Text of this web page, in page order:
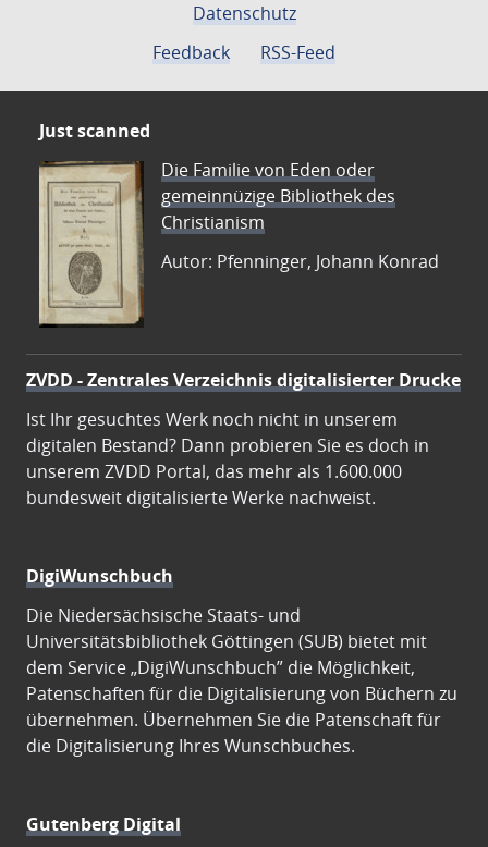
Datenschutz
Feedback
RSS-Feed
Just scanned
Die Familie von Eden oder
gemeinnüzige Bibliothek des
Christianism
Autor: Pfenninger, Johann Konrad
ZVDD - Zentrales Verzeichnis digitalisierter Drucke
Ist Ihr gesuchtes Werk noch nicht in unserem
digitalen Bestand? Dann probieren Sie es doch in
unserem ZVDD Portal, das mehr als 1.600.000
bundesweit digitalisierte Werke nachweist.
DigiWunschbuch
Die Niedersächsische Staats- und
Universitätsbibliothek Göttingen (SUB) bietet mit
dem Service „DigiWunschbuch” die Möglichkeit,
Patenschaften für die Digitalisierung von Büchern zu
übernehmen. Übernehmen Sie die Patenschaft für
die Digitalisierung Ihres Wunschbuches.
Gutenberg Digital